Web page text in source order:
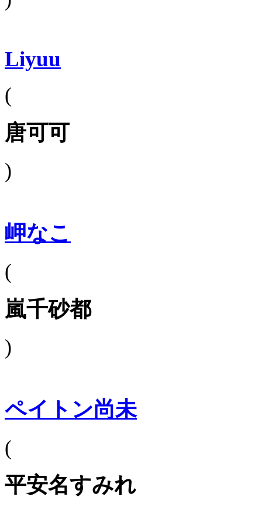
Liyuu
(
唐可可
)
岬なこ
(
嵐千砂都
)
ペイトン尚未
(
平安名すみれ